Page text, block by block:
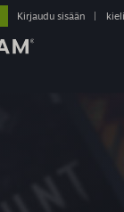
Kirjaudu sisään kieli